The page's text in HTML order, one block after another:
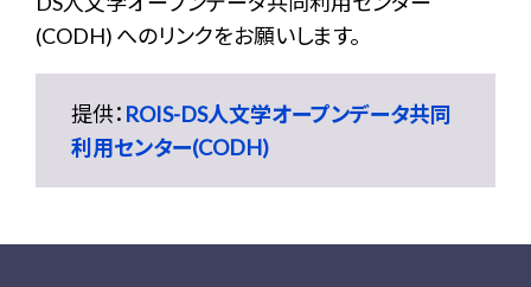
(CODH) へのリンクをお願いします。
提供： ROIS-DS人文学オープンデータ共同
利用センター(CODH)